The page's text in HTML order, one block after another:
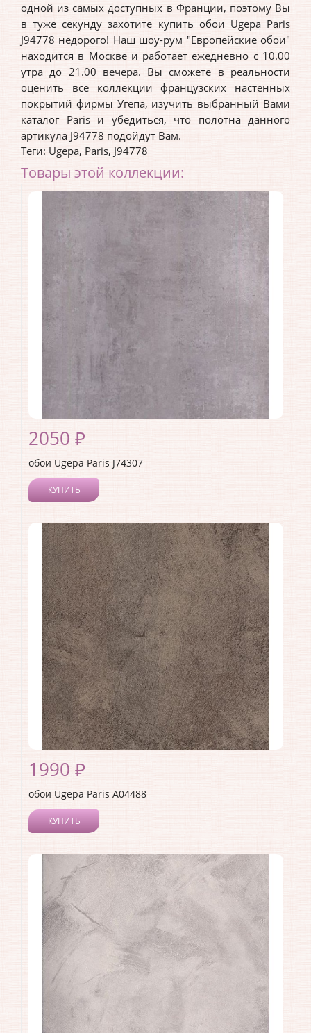
одной из самых доступных в Франции, поэтому Вы
в туже секунду захотите купить обои Ugepa Paris
J94778 недорого! Наш шоу-рум "Европейские обои"
находится в Москве и работает ежедневно с 10.00
утра до 21.00 вечера. Вы сможете в реальности
оценить все коллекции французских настенных
покрытий фирмы Угепа, изучить выбранный Вами
каталог Paris и убедиться, что полотна данного
артикула J94778 подойдут Вам.
Теги: Ugepa, Paris, J94778
Товары этой коллекции:
2050 ₽
обои Ugepa Paris J74307
КУПИТЬ
Коллекция:Paris
Длина рулона:10.05
Ширина рулона:0.53
Материал покрытия:Виниловое
Страна:Франция
Материал основы:Флизелин
Раппорт:<>
1990 ₽
обои Ugepa Paris A04488
КУПИТЬ
Коллекция:Paris
Длина рулона:10.05
Ширина рулона:
1.06
Материал покрытия: Виниловое
Страна:Франция
Материал основы:Флизелин
Раппорт: